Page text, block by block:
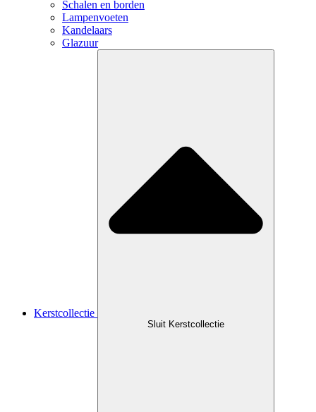
Schalen en borden
Lampenvoeten
Kandelaars
Glazuur
Kerstcollectie
Sluit Kerstcollectie